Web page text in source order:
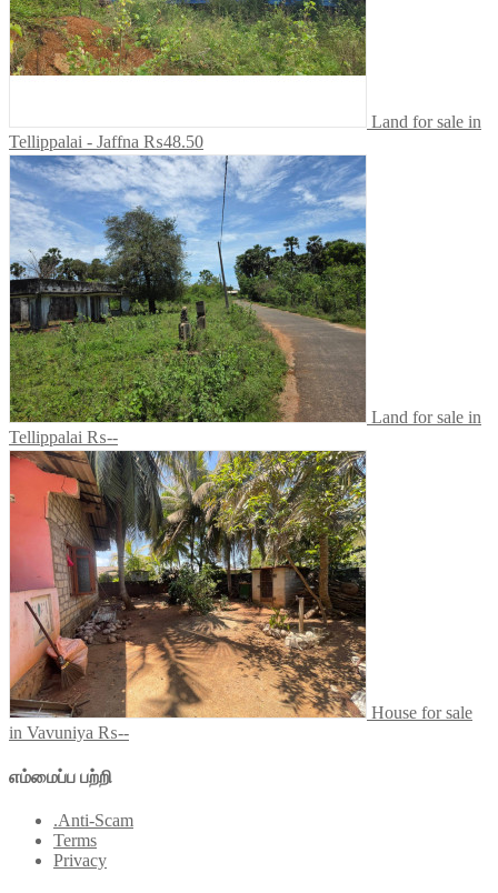
Land for sale in
Tellippalai - Jaffna ₨48.50
Land for sale in
Tellippalai ₨--
House for sale
in Vavuniya ₨--
எம்மைப்ப பற்றி
.Anti-Scam
Terms
Privacy